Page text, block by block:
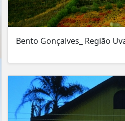
Bento Gonçalves_ Região